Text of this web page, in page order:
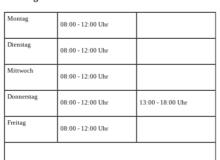
Montag
08:00 - 12:00 Uhr
Dienstag
08:00 - 12:00 Uhr
Mittwoch
08:00 - 12:00 Uhr
Donnerstag
08:00 - 12:00 Uhr
13:00 - 18:00 Uhr
Freitag
08:00 - 12:00 Uhr